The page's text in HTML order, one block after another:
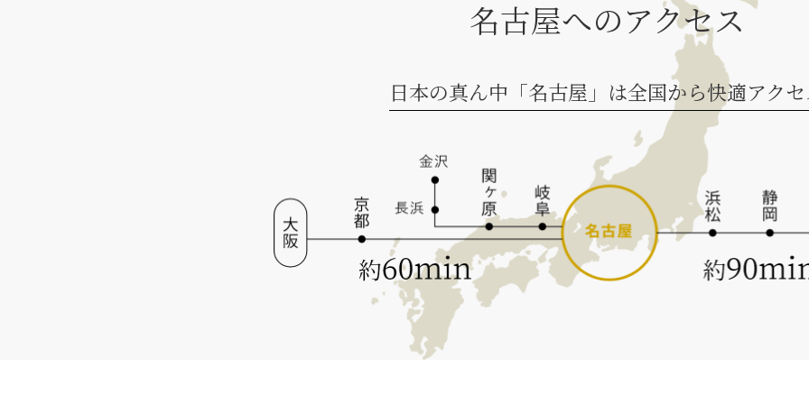
名古屋へのアクセス
日本の真ん中「名古屋」は全国から快適アク